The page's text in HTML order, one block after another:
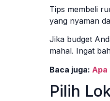
Tips membeli
yang nyaman
Jika budget
mahal. Ingat
Baca juga: Apa
Pilih